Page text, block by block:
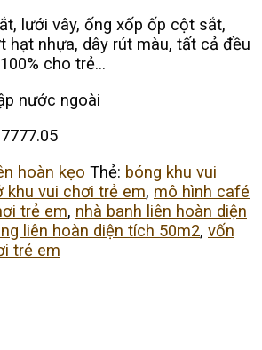
lưới vây, ống xốp ốp cột sắt,
hạt nhựa, dây rút màu, tất cả đều
cho trẻ…
nước ngoài
hoàn kẹo Thẻ: bóng khu vui
khu vui chơi trẻ em, mô hình café
trẻ em, nhà banh liên hoàn diện
liên hoàn diện tích 50m2, vốn
trẻ em